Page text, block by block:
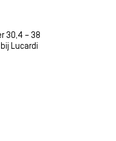
30,4 – 38
Lucardi